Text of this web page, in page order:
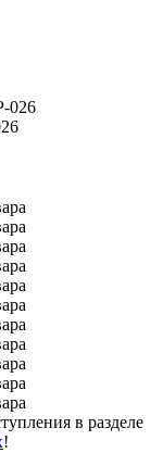
в разделе
!